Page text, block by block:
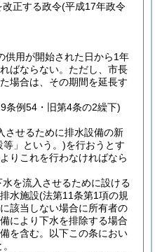
正する政令(平成17年政令
供用が開始された日から1年
ばならない。 ただし、市長
場合は、その期間を延長す
条例54・旧第4条の2繰下)
させるために排水設備の新
等」という。)を行おうとす
りこれを行わなければなら
を流入させるために設ける
水施設(法第11条第1項の規
該当しない場合に所有者の
により下水を排除する場合
を含む。以下この条におい